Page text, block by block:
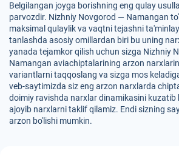
Belgilangan joyga borishning eng qulay
parvozdir. Nizhniy Novgorod — Namangan
maksimal qulaylik va vaqtni tejashni
tanlashda asosiy omillardan biri bu uning
yanada tejamkor qilish uchun sizga Nizhniy
Namangan aviachiptalarining arzon
variantlarni taqqoslang va sizga mos
veb-saytimizda siz eng arzon narxlarda
doimiy ravishda narxlar dinamikasini kuzatib
ajoyib narxlarni taklif qilamiz. Endi sizning
arzon bo'lishi mumkin.